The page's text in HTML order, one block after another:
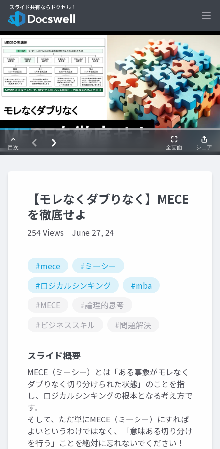
【モレなくダブりなく】MECE
を徹底せよ
254 Views June 27, 24
#mece
#ミーシー
#ロジカルシンキング
#mba
#MECE
#論理的思考
#ビジネススキル
#問題解決
スライド概要
MECE（ミーシー）とは「ある事象がモレなく
ダブりなく切り分けられた状態」のことを指
し、ロジカルシンキングの根本となる考え方で
す。
そして、ただ単にMECE（ミーシー）にすれば
よいというわけではなく、「意味ある切り分け
を行う」ことを絶対に忘れないでください！